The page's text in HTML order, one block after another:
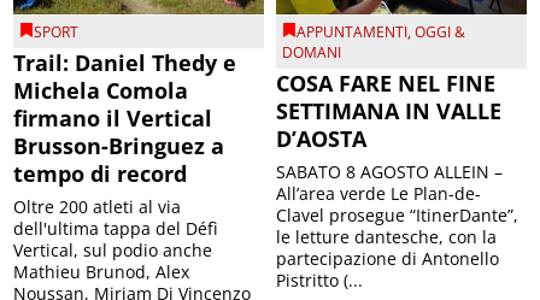
SPORT
Trail: Daniel Thedy e
Michela Comola
firmano il Vertical
Brusson-Bringuez a
tempo di record
Oltre 200 atleti al via
dell'ultima tappa del Défì
Vertical, sul podio anche
Mathieu Brunod, Alex
Noussan, Miriam Di Vincenzo
APPUNTAMENTI,OGGI &
DOMANI
COSA FARE NEL FINE
SETTIMANA IN VALLE
D’AOSTA
SABATO 8 AGOSTO ALLEIN –
All’area verde Le Plan-de-
Clavel prosegue “ItinerDante”,
le letture dantesche, con la
partecipazione di Antonello
Pistritto (...